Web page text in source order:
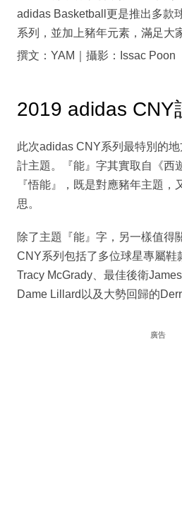
adidas Basketball更是推出多款
系列，並加上豬年元素，滿足大
撰文：YAM｜攝影：Issac Poon
2019 adidas CNY
此次adidas CNY系列最特別的
計主題。『能』字其實取自《西
『悟能』，既是對應豬年主題，
思。
除了主題『能』字，另一樣值得
CNY系列包括了多位球星專屬鞋
Tracy McGrady、最佳後衛
Dame Lillard以及大勢回歸的
廣告